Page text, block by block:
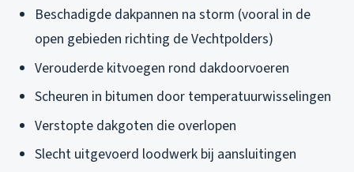
Beschadigde dakpannen na storm (vooral in de
open gebieden richting de Vechtpolders)
Verouderde kitvoegen rond dakdoorvoeren
Scheuren in bitumen door temperatuurwisselingen
Verstopte dakgoten die overlopen
Slecht uitgevoerd loodwerk bij aansluitingen